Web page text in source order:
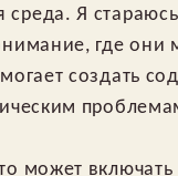
Я
где они
создать
может